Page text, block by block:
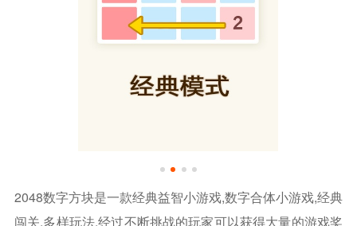
2048数字方块是一款经典益智小游戏,数字合体小游戏,经典
闯关,多样玩法,经过不断挑战的玩家可以获得大量的游戏奖